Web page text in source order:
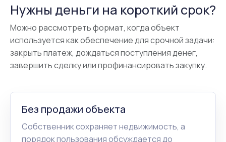
Нужны деньги на короткий срок?
Можно рассмотреть формат, когда объект
используется как обеспечение для срочной задачи:
закрыть платеж, дождаться поступления денег,
завершить сделку или профинансировать закупку.
Без продажи объекта
Собственник сохраняет недвижимость, а
порядок пользования обсуждается до